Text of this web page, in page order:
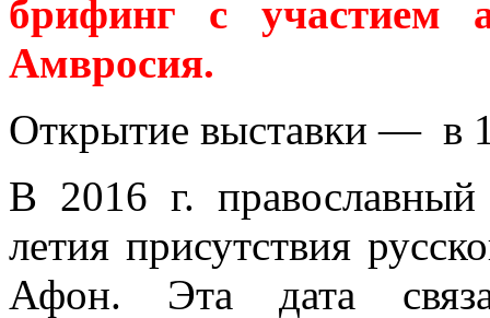
брифинг с участием
Амвросия.
Открытие выставки — в
В 2016 г.
летия присутствия
Афон. Эта дата